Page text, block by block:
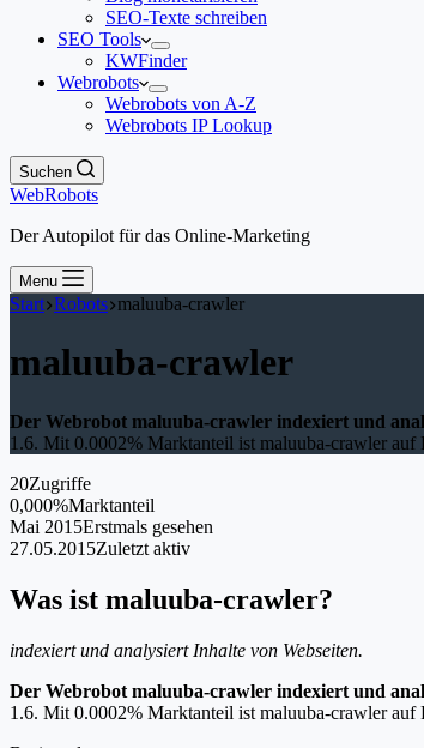
SEO-Texte schreiben
SEO Tools
KWFinder
Webrobots
Webrobots von A-Z
Webrobots IP Lookup
Suchen
WebRobots
Der Autopilot für das Online-Marketing
Menu
Start Robots maluuba-crawler
maluuba-crawler
Der Webrobot maluuba-crawler indexiert und
1.6. Mit 0.0002% Marktanteil ist maluuba-crawler auf
20Zugriffe
0,000%Marktanteil
Mai 2015Erstmals gesehen
27.05.2015Zuletzt aktiv
Was ist maluuba-crawler?
indexiert und analysiert Inhalte von Webseiten.
Der Webrobot maluuba-crawler indexiert und
1.6. Mit 0.0002% Marktanteil ist maluuba-crawler auf